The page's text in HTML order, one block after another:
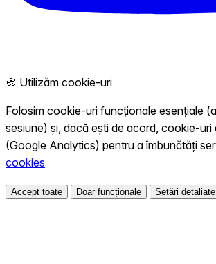
🍪 Utilizăm cookie-uri
Folosim cookie-uri funcționale esențiale
sesiune) și, dacă ești de acord, cookie-uri
(Google Analytics) pentru a îmbunătăți
cookies
Accept toate Doar funcționale Setări detaliate